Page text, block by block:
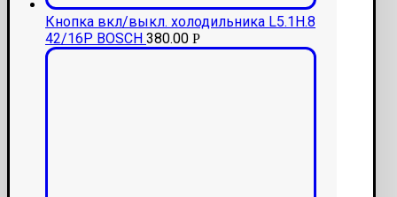
Кнопка вкл/выкл. холодильника L5.1H.8
42/16P BOSCH 380.00 Р